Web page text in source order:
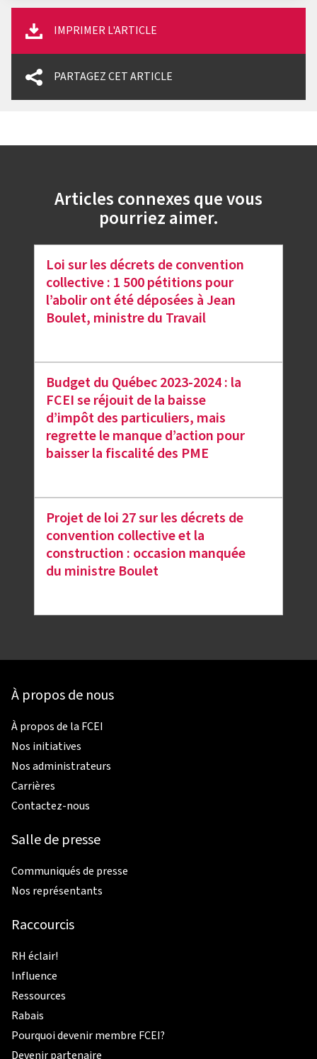
IMPRIMER L'ARTICLE
PARTAGEZ CET ARTICLE
Articles connexes que vous
pourriez aimer.
Loi sur les décrets de convention
collective : 1 500 pétitions pour
l’abolir ont été déposées à Jean
Boulet, ministre du Travail
Budget du Québec 2023-2024 : la
FCEI se réjouit de la baisse
d’impôt des particuliers, mais
regrette le manque d’action pour
baisser la fiscalité des PME
Projet de loi 27 sur les décrets de
convention collective et la
construction : occasion manquée
du ministre Boulet
À propos de nous
À propos de la FCEI
Nos initiatives
Nos administrateurs
Carrières
Contactez-nous
Salle de presse
Communiqués de presse
Nos représentants
Raccourcis
RH éclair!
Influence
Ressources
Rabais
Pourquoi devenir membre FCEI?
Devenir partenaire